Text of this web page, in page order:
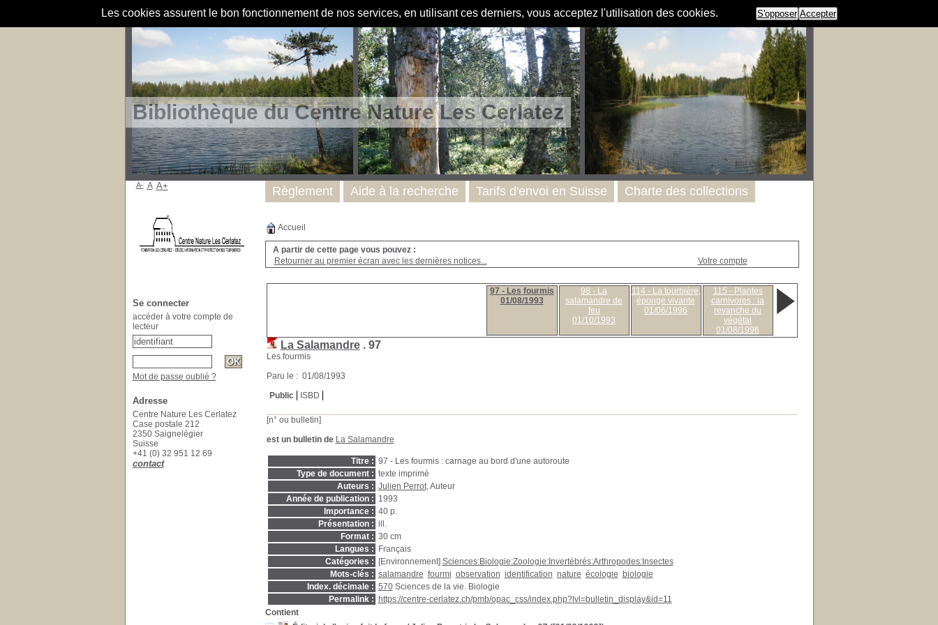
Les cookies assurent le bon fonctionnement de nos services, en utilisant ces derniers, vous acceptez l'utilisation des cookies. S'opposer Accepter
Bibliothèque du Centre Nature Les Cerlatez
Accueil
A partir de cette page vous pouvez :
Retourner au premier écran avec les dernières notices...
Votre compte
97 - Les fourmis
01/08/1993
98 - La
salamandre de
feu
01/10/1993
114 - La tourbière,
éponge vivante
01/06/1996
115 - Plantes
carnivores : la
revanche du
végétal
01/08/1996
La Salamandre. 97
Les fourmis
Paru le : 01/08/1993
Public
ISBD
[n° ou bulletin]
est un bulletin de La Salamandre
Titre : 97 - Les fourmis : carnage au bord d'une autoroute
Type de document : texte imprimé
Auteurs : Julien Perrot, Auteur
Année de publication : 1993
Importance : 40 p.
Présentation : ill.
Format : 30 cm
Langues :
Français
Catégories :
[Environnement] Sciences:Biologie:Zoologie:Invertébrés:Arthropodes:Insectes
Mots-clés : salamandre fourmi observation identification nature écologie biologie
Index. décimale : 570 Sciences de la vie. Biologie
Permalink :
https://centre-cerlatez.ch/pmb/opac_css/index.php?lvl=bulletin_display&id=11
Contient
Règlement Aide à la recherche Tarifs d'envoi en Suisse Charte des collections
A- A A+
Se connecter
accéder à votre compte de
lecteur
Mot de passe oublié ?
Adresse
Centre Nature Les Cerlatez
Case postale 212
2350 Saignelégier
Suisse
+41 (0) 32 951 12 69
contact